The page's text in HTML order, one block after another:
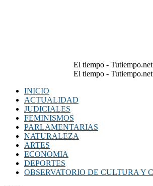
El tiempo - Tutiempo.net
El tiempo - Tutiempo.net
INICIO
ACTUALIDAD
JUDICIALES
FEMINISMOS
PARLAMENTARIAS
NATURALEZA
ARTES
ECONOMIA
DEPORTES
OBSERVATORIO DE CULTURA Y